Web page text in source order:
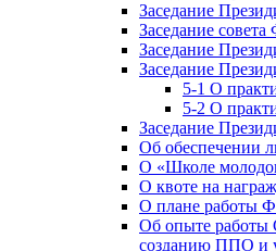
Заседание
Заседание
Заседание
Заседание
5-1 О
5-2 О
Заседание
Об обеспечении
О «Школе
О квоте на
О плане работы
Об опыте работы
созданию ППО и